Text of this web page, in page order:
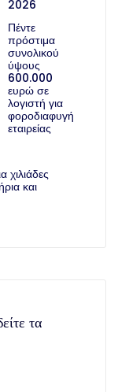
2026
Πέντε
πρόστιμα
συνολικού
ύψους
600.000
ευρώ σε
λογιστή για
φοροδιαφυγή
εταιρείας
και
τα